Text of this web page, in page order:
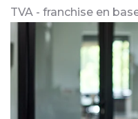
TVA - franchise en